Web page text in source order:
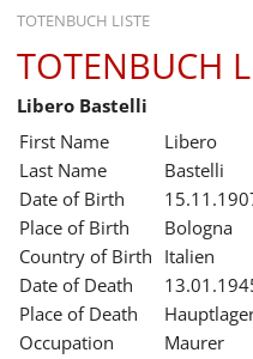
TOTENBUCH LISTE
STARTSEITE
AUSSTELLUNGEN
GESCHICHTE
BILDUNG
FORSCHUNG
SERVICE
TOTENBUCH
Libero Bastelli
First Name
Libero
Last Name
Bastelli
Date of Birth
Place of Birth
Bologna
Country of Birth Italien
Date of Death
Place of Death
Occupation
Maurer